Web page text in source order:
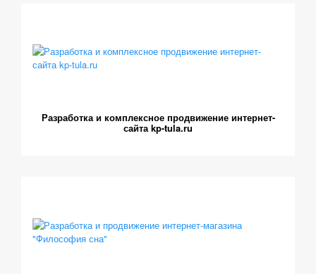
Разработка и комплексное продвижение интернет-
сайта kp-tula.ru